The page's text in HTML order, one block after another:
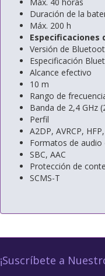
Duración de la
Máx. 200 h
Especificaciones
Versión de
Especificación
Alcance efectivo
10 m
Rango de
Banda de 2,4 GHz
Perfil
A2DP, AVRCP,
Formatos de audio
SBC, AAC
Protección de
SCMS-T
¡Suscríbete a